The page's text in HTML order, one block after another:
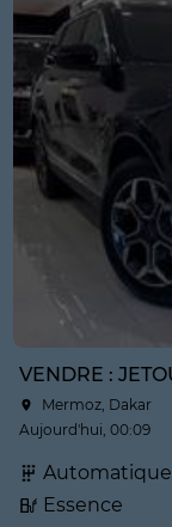
Mermoz, Dakar
Aujourd'hui, 00:09
Automatique
Essence